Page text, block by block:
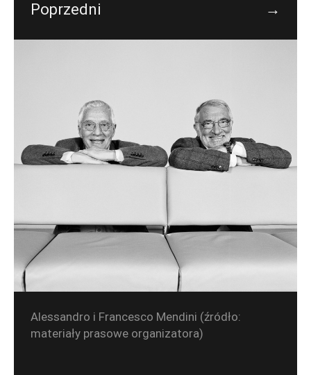
Poprzedni
→
Alessandro i Francesco Mendini (źródło:
materiały prasowe organizatora)